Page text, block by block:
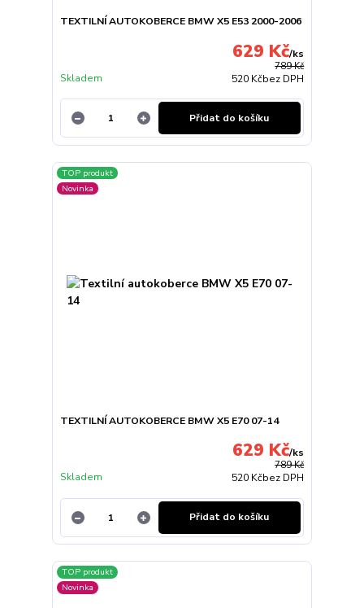
TEXTILNÍ AUTOKOBERCE BMW X5 E53 2000-2006
789 Kč
629 Kč/ks
520 Kčbez DPH
Skladem
Přidat do košíku
TOP produkt
Novinka
TEXTILNÍ AUTOKOBERCE BMW X5 E70 07-14
789 Kč
629 Kč/ks
520 Kčbez DPH
Skladem
Přidat do košíku
TOP produkt
Novinka